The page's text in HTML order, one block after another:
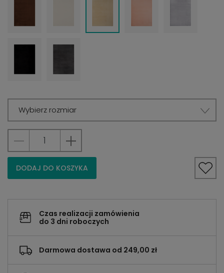
Wybierz rozmiar
DODAJ DO KOSZYKA
Czas realizacji zamówienia
do 3 dni roboczych
Darmowa dostawa od 249,00 zł